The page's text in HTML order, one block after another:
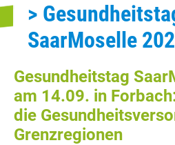
>
SaarMoselle
Gesundheitstag
am 14.09. in
die
Grenzregionen